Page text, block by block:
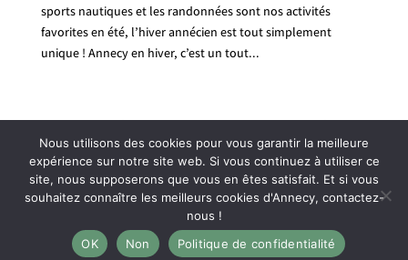
sports nautiques et les randonnées sont nos activités
favorites en été, l’hiver annécien est tout simplement
unique ! Annecy en hiver, c’est un tout...
Mentions légales
Politique de confidentialité
Plan du site
C.G.V
Création du site par Rising Com' by Lucile REYNIER -
graphiste et webdesigner
Nous utilisons des cookies pour vous garantir la meilleure
expérience sur notre site web. Si vous continuez à utiliser ce
site, nous supposerons que vous en êtes satisfait. Et si vous
souhaitez connaître les meilleurs cookies d'Annecy, contactez-
nous !
OK
Non Politique de confidentialité